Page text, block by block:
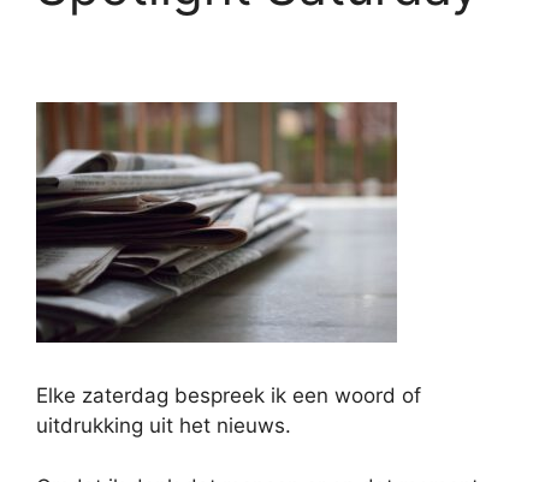
Elke zaterdag bespreek ik een woord of
uitdrukking uit het nieuws.